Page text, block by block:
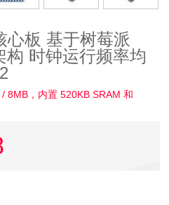
心板 基于树莓派
构 时钟运行频率均
8MB，内置 520KB SRAM 和